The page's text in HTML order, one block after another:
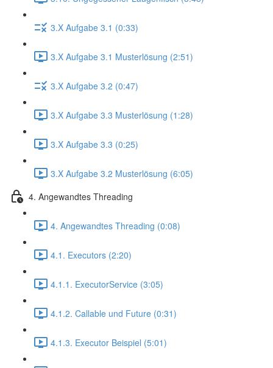
3.X Aufgabe 3.1 (0:33)
3.X Aufgabe 3.1 Musterlösung (2:51)
3.X Aufgabe 3.2 (0:47)
3.X Aufgabe 3.3 Musterlösung (1:28)
3.X Aufgabe 3.3 (0:25)
3.X Aufgabe 3.2 Musterlösung (6:05)
4. Angewandtes Threading
4. Angewandtes Threading (0:08)
4.1. Executors (2:20)
4.1.1. ExecutorService (3:05)
4.1.2. Callable und Future (0:31)
4.1.3. Executor Beispiel (5:01)